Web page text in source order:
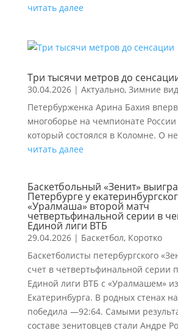
читать далее
Три тысячи метров до
30.04.2026| Актуально, Зимние
Петербурженка Арина Бахия
многоборье на чемпионате
который состоялся в Коломне. О
читать далее
Баскетбольный «Зенит»
Петербурге у
«Уралмаша» второй матч
четвертьфинальной серии в
Единой лиги ВТБ
29.04.2026| Баскетбол, Коротко
Баскетболисты петербургского
счет в четвертьфинальной серии
Единой лиги ВТБ с «Уралмашем» из
Екатеринбурга. В родных стенах
победила —92:64. Самыми
составе зенитовцев стали Андре